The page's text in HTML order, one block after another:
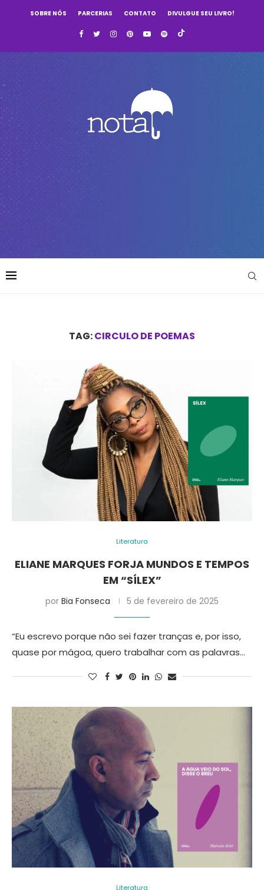
SOBRE NÓS PARCERIAS CONTATO DIVULGUE SEU LIVRO!
TAG:CIRCULO DE POEMAS
Literatura
ELIANE MARQUES FORJA MUNDOS E TEMPOS
EM “SÍLEX”
por Bia Fonseca 5 de fevereiro de 2025
“Eu escrevo porque não sei fazer tranças e, por isso,
quase por mágoa, quero trabalhar com as palavras…
Literatura